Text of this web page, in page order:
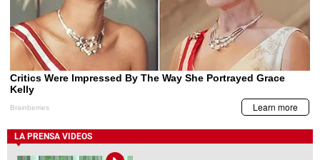
LA PRENSA VIDEOS